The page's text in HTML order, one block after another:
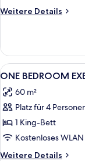
Weitere Details
Weitere
APARTMENT
Alle
Fotos
für
ONE
BEDROOM
EXECUTIVE
anzeigen
6
ONE BEDROOM
60 m²
Platz für 4
1 King-Bett
Kostenloses WLAN
Weitere Details
Weitere